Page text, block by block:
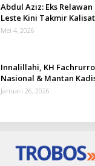
Abdul Aziz: Eks
Leste Kini Takmir Kalisat
Mei 4, 2026
Innalillahi, KH
Nasional & Mantan
Penuh Teladan
Januari 26, 2026